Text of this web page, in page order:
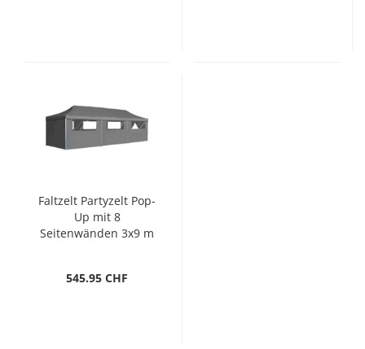
Faltzelt Partyzelt Pop-
Up mit 8
Seitenwänden 3x9 m
545.95 CHF